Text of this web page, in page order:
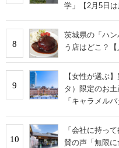
学」【2月5日
8
茨城県の「ハ
う店はどこ？【
9
【女性が選ぶ
タ）限定のお
「キャラメル
10
「会社に持っ
賛の声「無限